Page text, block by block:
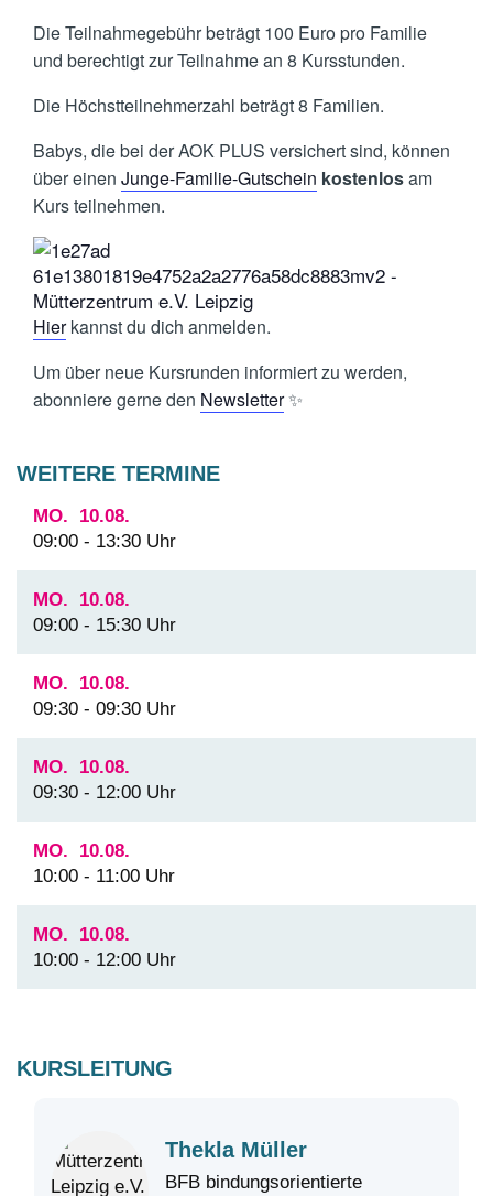
Die Teilnahmegebühr beträgt 100 Euro pro Familie
und berechtigt zur Teilnahme an 8 Kursstunden.
Die Höchstteilnehmerzahl beträgt 8 Familien.
Babys, die bei der AOK PLUS versichert sind, können
über einen Junge-Familie-Gutschein kostenlosam
Kurs teilnehmen.
Hierkannst du dich anmelden.
Um über neue Kursrunden informiert zu werden,
abonniere gerne den Newsletter✨
WEITERE TERMINE
MO.
10.08.
09:00 - 13:30 Uhr
MO.
10.08.
09:00 - 15:30 Uhr
MO.
10.08.
09:30 - 09:30 Uhr
MO.
10.08.
09:30 - 12:00 Uhr
MO.
10.08.
10:00 - 11:00 Uhr
MO.
10.08.
10:00 - 12:00 Uhr
KURSLEITUNG
Thekla Müller
BFB bindungsorientierte